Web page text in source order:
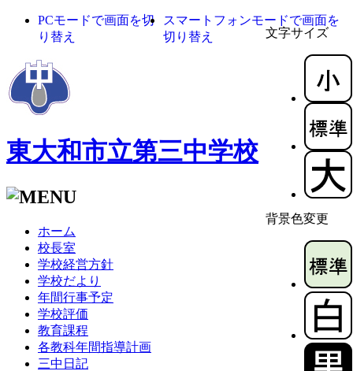
文字サイズ
背景色変更
PCモードで画面を切
り替え
スマートフォンモードで画面を
切り替え
東大和市立第三中学校
ホーム
校長室
学校経営方針
学校だより
年間行事予定
学校評価
教育課程
各教科年間指導計画
三中日記